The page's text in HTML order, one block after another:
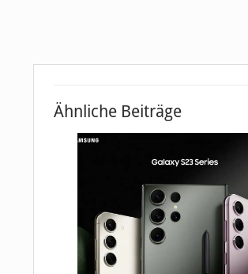
Ähnliche Beiträge